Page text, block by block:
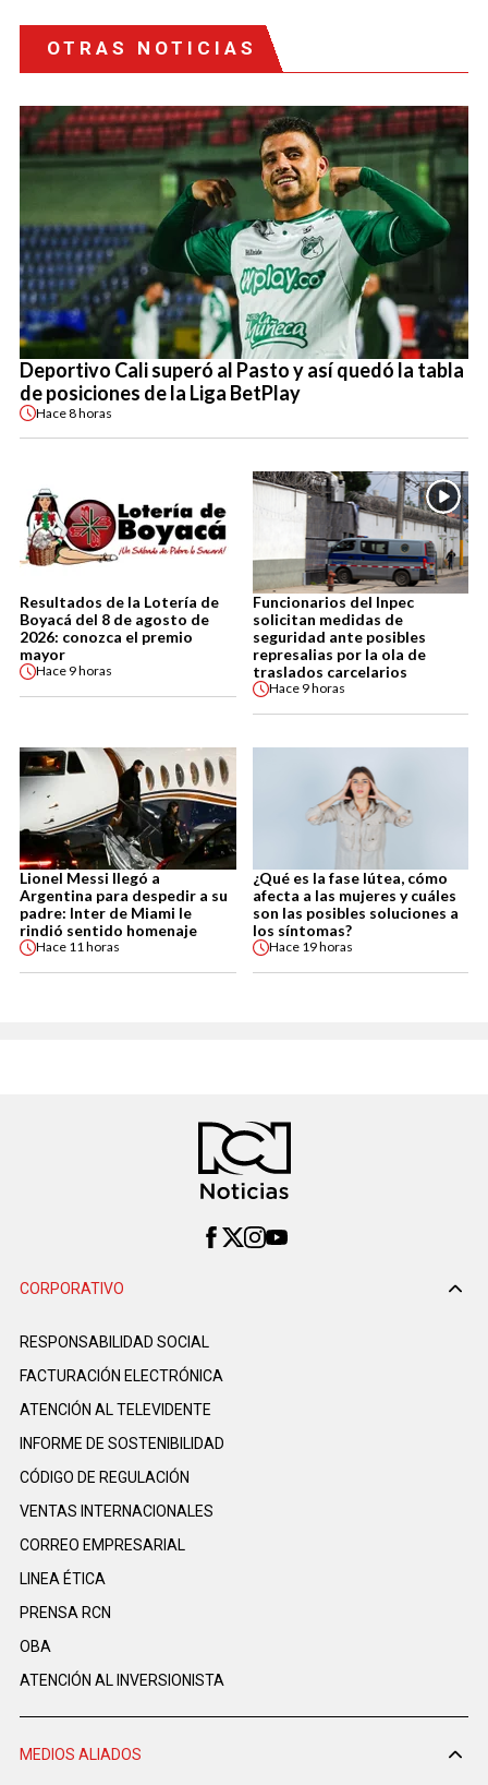
OTRAS NOTICIAS
Deportivo Cali superó al Pasto y así quedó la tabla
de posiciones de la Liga BetPlay
Hace8 horas
Resultados de la Lotería de
Boyacá del 8 de agosto de
2026: conozca el premio
mayor
Hace 9 horas
Funcionarios del Inpec
solicitan medidas de
seguridad ante posibles
represalias por la ola de
traslados carcelarios
Hace 9 horas
Lionel Messi llegó a
Argentina para despedir a su
padre: Inter de Miami le
rindió sentido homenaje
Hace 11 horas
¿Qué es la fase lútea, cómo
afecta a las mujeres y cuáles
son las posibles soluciones a
los síntomas?
Hace 19 horas
CORPORATIVO
RESPONSABILIDAD SOCIAL
FACTURACIÓN ELECTRÓNICA
ATENCIÓN AL TELEVIDENTE
INFORME DE SOSTENIBILIDAD
CÓDIGO DE REGULACIÓN
VENTAS INTERNACIONALES
CORREO EMPRESARIAL
LINEA ÉTICA
PRENSA RCN
OBA
ATENCIÓN AL INVERSIONISTA
MEDIOS ALIADOS